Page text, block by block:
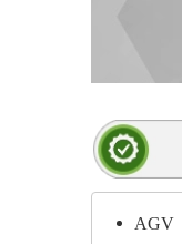
AGV